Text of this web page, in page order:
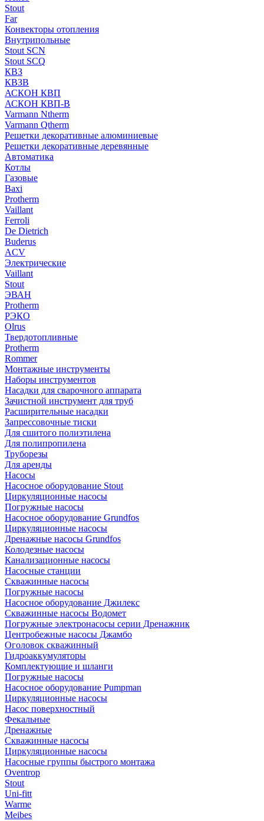
Stout
Far
Конвекторы отопления
Внутрипольные
Stout SCN
Stout SCQ
КВЗ
КВЗВ
АСКОН КВП
АСКОН КВП-В
Varmann Ntherm
Varmann Qtherm
Решетки декоративные алюминиевые
Решетки декоративные деревянные
Автоматика
Котлы
Газовые
Baxi
Protherm
Vaillant
Ferroli
De Dietrich
Buderus
ACV
Электрические
Vaillant
Stout
ЭВАН
Protherm
РЭКО
Olrus
Твердотопливные
Protherm
Rommer
Монтажные инструменты
Наборы инструментов
Насадки для сварочного аппарата
Зачистной инструмент для труб
Расширительные насадки
Запрессовочные тиски
Для сшитого полиэтилена
Для полипропилена
Труборезы
Для аренды
Насосы
Насосное оборудование Stout
Циркуляционные насосы
Погружные насосы
Насосное оборудование Grundfos
Циркуляционные насосы
Дренажные насосы Grundfos
Колодезные насосы
Канализационные насосы
Насосные станции
Скважинные насосы
Погружные насосы
Насосное оборудование Джилекс
Скважинные насосы Водомет
Погружные электронасосы серии Дренажник
Центробежные насосы Джамбо
Оголовок скважинный
Гидроаккумуляторы
Комплектующие и шланги
Погружные насосы
Насосное оборудование Pumpman
Циркуляционные насосы
Насос поверхностный
Фекальные
Дренажные
Скважинные насосы
Циркуляционные насосы
Насосные группы быстрого монтажа
Oventrop
Stout
Uni-fitt
Warme
Meibes